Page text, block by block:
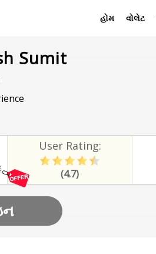
હોમ વોલેટ
Sumit
User Rating:
(4.7)